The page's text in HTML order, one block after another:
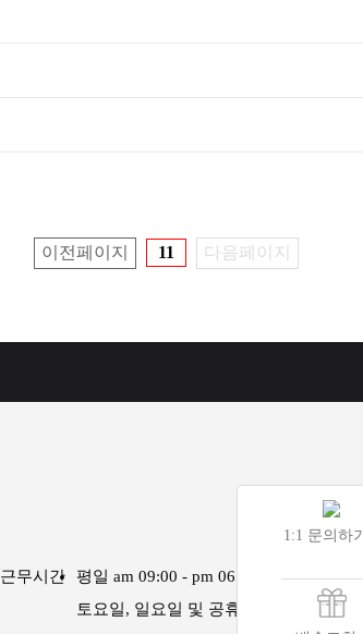
이전페이지 11 다음페이지
근무시간
평일 am 09:00 - pm 06:00
토요일, 일요일 및 공휴일은 휴무
1:1 문의하기